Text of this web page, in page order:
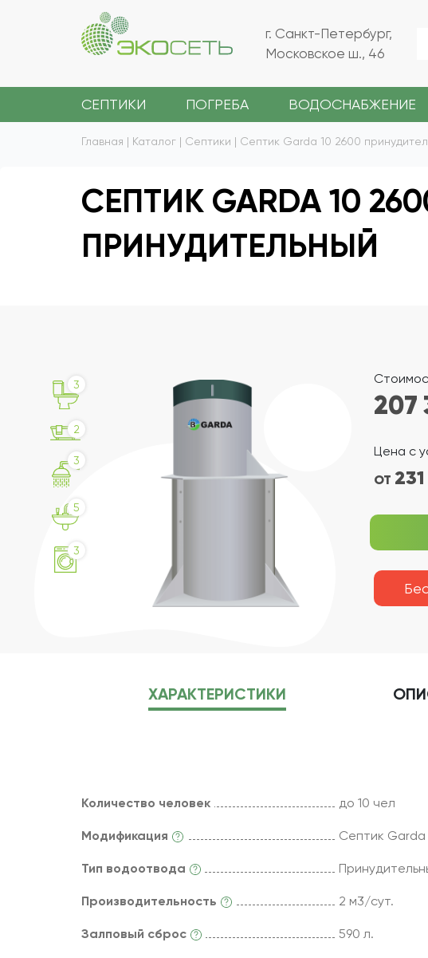
г. Санкт-Петербург,
Московское ш., 46
СЕПТИКИ ПОГРЕБА ВОДОСНАБЖЕНИЕ
Главная | Каталог | Септики | Септик Garda 10 2600
СЕПТИК GARDA 10
ПРИНУДИТЕЛЬНЫЙ
3
2
3
5
3
207
Цена с
ОТ
ХАРАКТЕРИСТИКИ
Количество человек до 10 чел
Модификация Септик Garda
Тип водоотвода
Производительность 2 м3/сут.
Залповый сброс 590 л.